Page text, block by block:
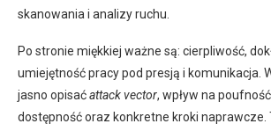
skanowania i analizy ruchu.
Po stronie miękkiej ważne są: cierpliwość,
umiejętność pracy pod presją i komunikacja.
jasno opisaćattack vector, wpływ na
dostępność oraz konkretne kroki naprawcze.